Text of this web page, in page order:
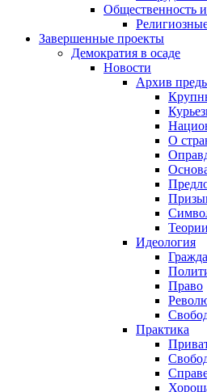
Общественность
Завершенные проекты
Демократия в осаде
Новости
Архив
О
Идеология
Право
Практика